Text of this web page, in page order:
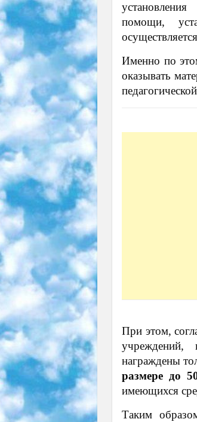
помощи,
Именно по
оказывать
При этом,
награждены
размере до
имеющихся
Таким